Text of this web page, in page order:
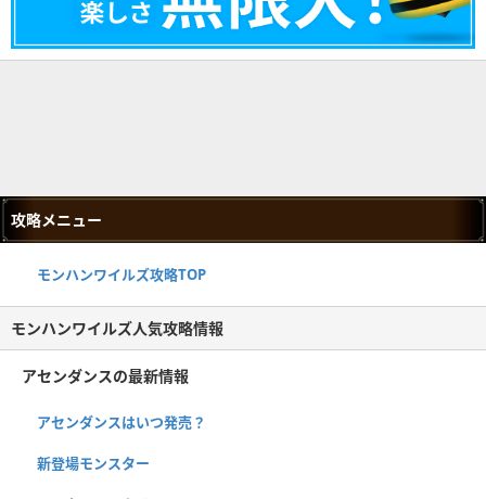
攻略メニュー
モンハンワイルズ攻略TOP
モンハンワイルズ人気攻略情報
アセンダンスの最新情報
アセンダンスはいつ発売？
新登場モンスター